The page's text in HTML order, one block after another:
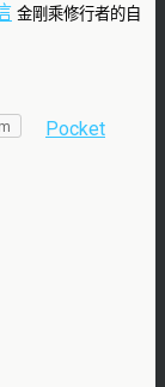
金剛乘修行者的自
Pocket